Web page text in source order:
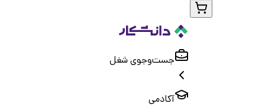
جست‌و‌جوی شغل
آکادمی